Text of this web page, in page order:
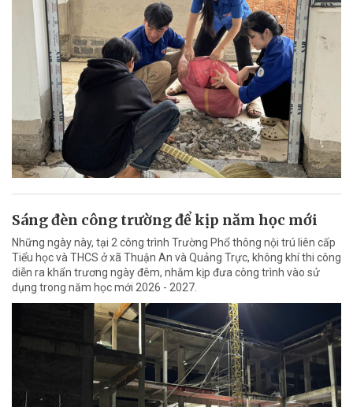
Sáng đèn công trường để kịp năm học mới
Những ngày này, tại 2 công trình Trường Phổ thông nội trú liên cấp
Tiểu học và THCS ở xã Thuận An và Quảng Trực, không khí thi công
diễn ra khẩn trương ngày đêm, nhằm kịp đưa công trình vào sử
dụng trong năm học mới 2026 - 2027.